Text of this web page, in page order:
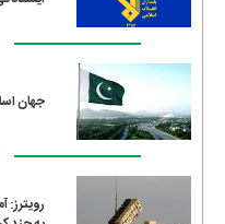
جهان
رویترز: